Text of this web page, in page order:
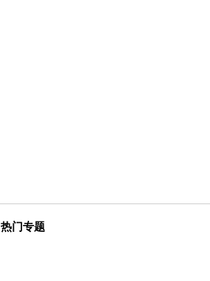
热门专题